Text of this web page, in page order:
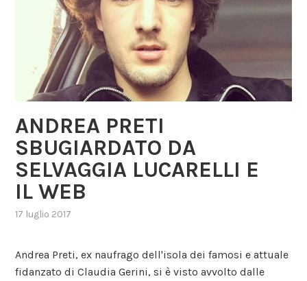
ANDREA PRETI
SBUGIARDATO DA
SELVAGGIA LUCARELLI E
IL WEB
17 luglio 2017
gossip,
reality
Andrea Preti, ex naufrago dell'isola dei famosi e attuale
fidanzato di Claudia Gerini, si è visto avvolto dalle